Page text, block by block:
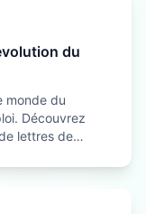
du
monde du
Découvrez
lettres de